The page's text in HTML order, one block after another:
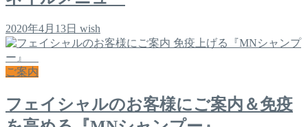
2020年4月13日 wish
ご案内
フェイシャルのお客様にご案内＆免疫